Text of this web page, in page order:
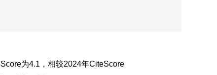
为4.1，相较2024年CiteScore